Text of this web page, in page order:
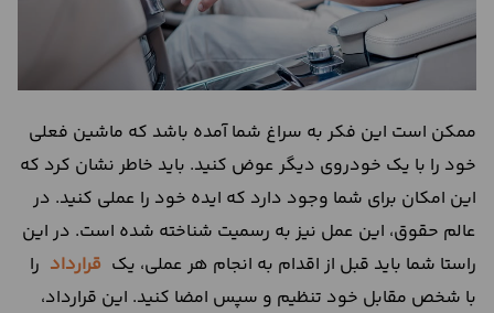
ممکن است این فکر به سراغ شما آمده باشد که ماشین فعلی
خود را با یک خودروی دیگر عوض کنید. باید خاطر نشان کرد که
این امکان برای شما وجود دارد که ایده خود را عملی کنید. در
عالم حقوق، این عمل نیز به رسمیت شناخته شده است. در این
راستا شما باید قبل از اقدام به انجام هر عملی، یک قرارداد را
با شخص مقابل خود تنظیم و سپس امضا کنید. این قرارداد،